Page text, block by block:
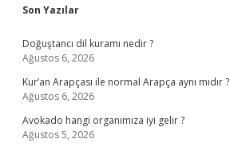
Sidebar
Son Yazılar
Doğuştancı dil kuramı nedir ?
Ağustos 6, 2026
Kur’an Arapçası ile normal Arapça aynı mıdır ?
Ağustos 6, 2026
Avokado hangi organımıza iyi gelir ?
Ağustos 5, 2026